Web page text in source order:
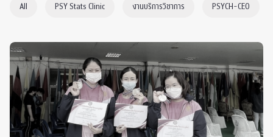
All PSY Stats Clinic งานบริการวิชาการ PSYCH-CEO